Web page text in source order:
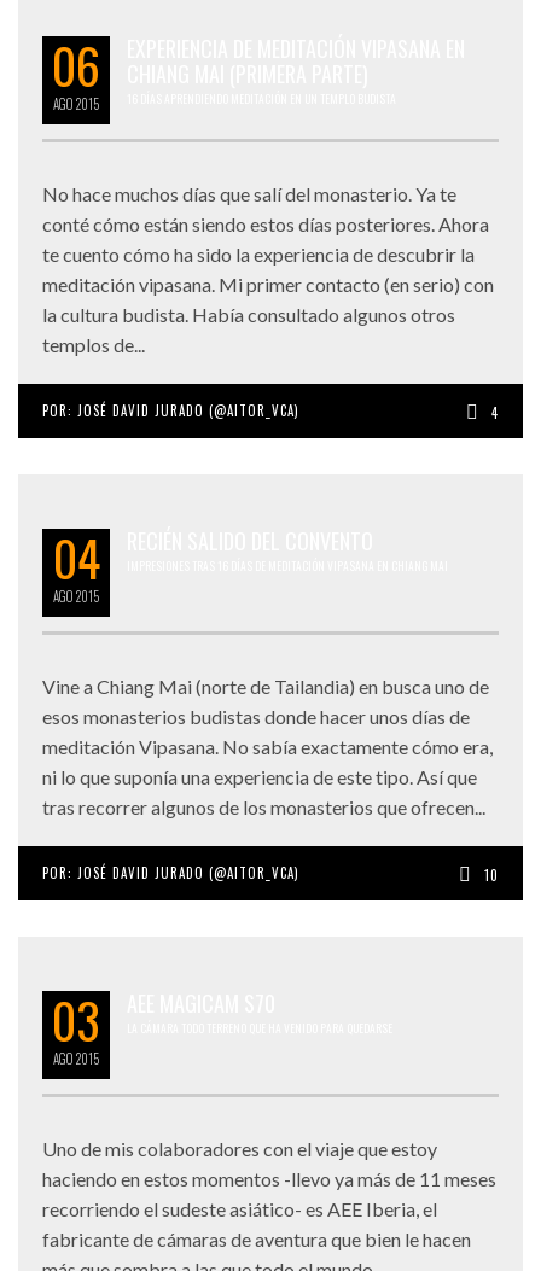
06
AGO2015
No hace muchos días que salí del monasterio. Ya te
conté cómo están siendo estos días posteriores. Ahora
te cuento cómo ha sido la experiencia de descubrir la
meditación vipasana. Mi primer contacto (en serio) con
la cultura budista. Había consultado algunos otros
templos de...
POR: JOSÉ DAVID JURADO (@AITOR_VCA) 4
04
AGO2015
Vine a Chiang Mai (norte de Tailandia) en busca uno de
esos monasterios budistas donde hacer unos días de
meditación Vipasana. No sabía exactamente cómo era,
ni lo que suponía una experiencia de este tipo. Así que
tras recorrer algunos de los monasterios que ofrecen...
POR: JOSÉ DAVID JURADO (@AITOR_VCA) 10
03
AGO2015
Uno de mis colaboradores con el viaje que estoy
haciendo en estos momentos -llevo ya más de 11 meses
recorriendo el sudeste asiático- es AEE Iberia, el
fabricante de cámaras de aventura que bien le hacen